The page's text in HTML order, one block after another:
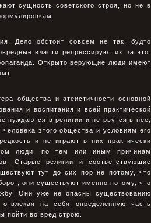
сущность советского строя, но не в
Дело обстоит совсем не так, будто
власти репрессируют их за это.
Открыто верующие люди имеют
общества и атеистичности основной
и воспитания и всей практической
нуждаются в религии и не рвутся в нее,
этого общества и условиям его
и не играют в них практически
люди, по тем или иным причинам
Старые религии и соответствующие
тут до сих пор не потому, что
они существуют именно потому, что
Они уже не опасны существованию
на себя определенную часть
пойти во вред строю.